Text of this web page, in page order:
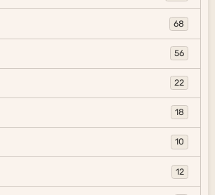
68
56
22
18
10
12